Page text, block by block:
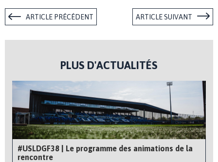
ARTICLE PRÉCÉDENT ARTICLE SUIVANT
PLUS D'ACTUALITÉS
#USLDGF38 | Le programme des animations de la
rencontre